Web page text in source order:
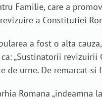
Familie, care a
a Constitutiei
a fost o alta
„Sustinatorii
de urne. De remarcat
Romana